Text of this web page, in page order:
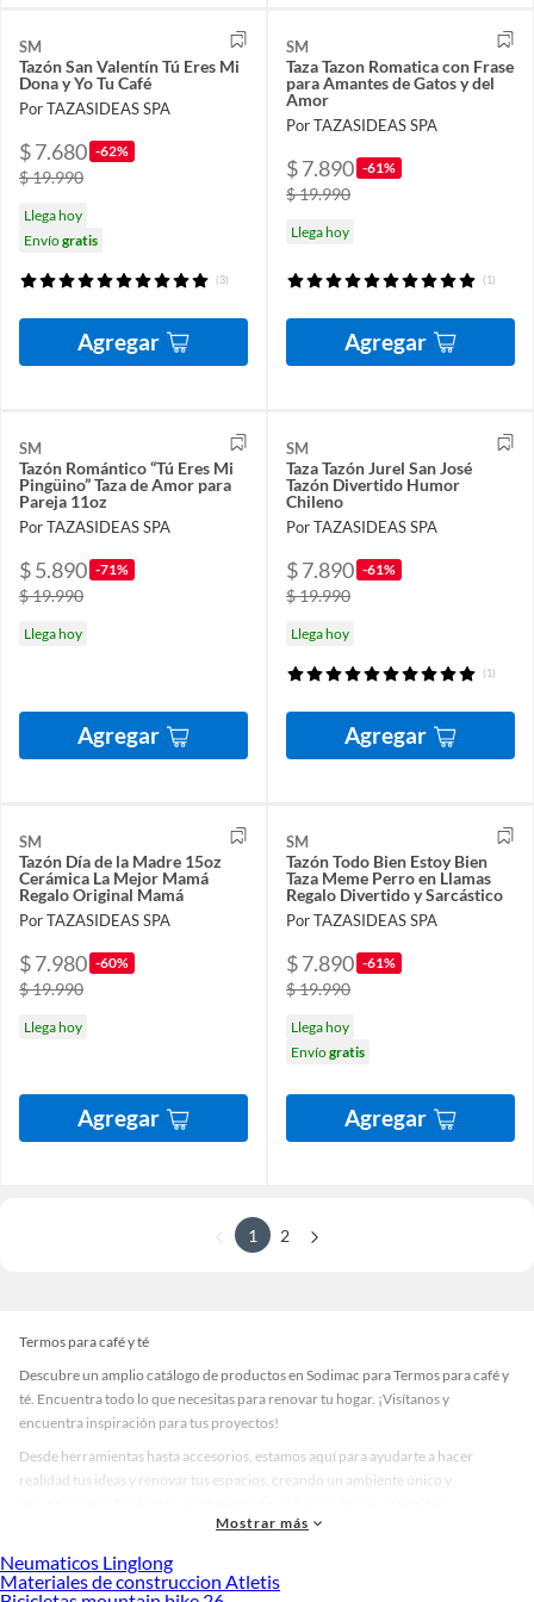
SM
Tazón San Valentín Tú Eres Mi
Dona y Yo Tu Café
Por TAZASIDEAS SPA
$ 7.680 -62%
$ 19.990
Llega hoy
Envíogratis
(3)
Agregar
SM
Taza Tazon Romatica con Frase
para Amantes de Gatos y del
Amor
Por TAZASIDEAS SPA
$ 7.890 -61%
$ 19.990
Llega hoy
(1)
Agregar
SM
Tazón Romántico “Tú Eres Mi
Pingüino” Taza de Amor para
Pareja 11oz
Por TAZASIDEAS SPA
$ 5.890 -71%
$ 19.990
Llega hoy
Agregar
SM
Taza Tazón Jurel San José
Tazón Divertido Humor
Chileno
Por TAZASIDEAS SPA
$ 7.890 -61%
$ 19.990
Llega hoy
(1)
Agregar
SM
Tazón Día de la Madre 15oz
Cerámica La Mejor Mamá
Regalo Original Mamá
Por TAZASIDEAS SPA
$ 7.980 -60%
$ 19.990
Llega hoy
Agregar
SM
Tazón Todo Bien Estoy Bien
Taza Meme Perro en Llamas
Regalo Divertido y Sarcástico
Por TAZASIDEAS SPA
$ 7.890 -61%
$ 19.990
Llega hoy
Envíogratis
Agregar
1 2
Termos para café y té
Descubre un amplio catálogo de productos en Sodimac para Termos para café y
té. Encuentra todo lo que necesitas para renovar tu hogar. ¡Visítanos y
encuentra inspiración para tus proyectos!
Desde herramientas hasta accesorios, estamos aquí para ayudarte a hacer
realidad tus ideas y renovar tus espacios, creando un ambiente único y
accesorios de calidad que te ayudarán a crear un espacio más tú.
Desde remodelaciones hasta proyectos de decoración, estamos aquí para hacer
tus ideas realidad. ¡Visítanos y encuentra todo lo que tenemos para ofrecerte en
Mostrar más
Neumaticos Linglong
Materiales de construccion Atletis